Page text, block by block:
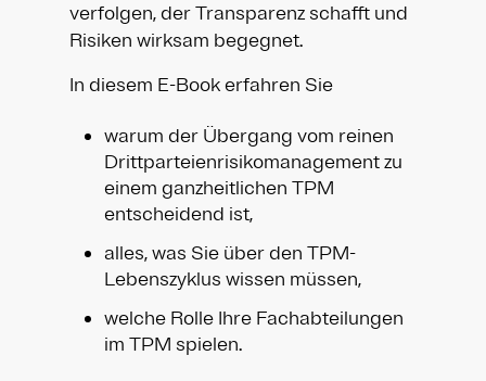
verfolgen, der Transparenz schafft und
Risiken wirksam begegnet.
In diesem E-Book erfahren Sie
warum der Übergang vom reinen
Drittparteienrisikomanagement zu
einem ganzheitlichen TPM
entscheidend ist,
alles, was Sie über den TPM-
Lebenszyklus wissen müssen,
welche Rolle Ihre Fachabteilungen
im TPM spielen.